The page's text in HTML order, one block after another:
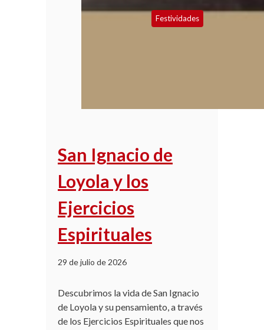
Festividades
San Ignacio de
Loyola y los
Ejercicios
Espirituales
29 de julio de 2026
Descubrimos la vida de San Ignacio
de Loyola y su pensamiento, a través
de los Ejercicios Espirituales que nos